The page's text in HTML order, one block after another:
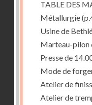
TABLE DES
Métallurgie
Usine de
Marteau-pilon
Presse de
Mode de
Atelier de
Atelier de